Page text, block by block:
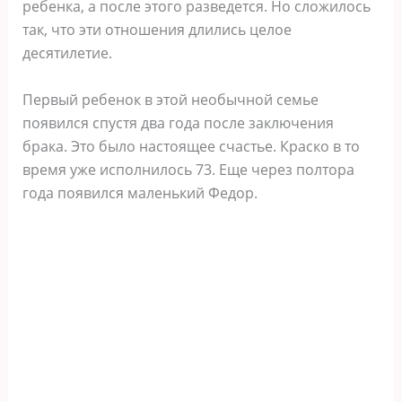
ребенка, а после этого разведется. Но сложилось
так, что эти отношения длились целое
десятилетие.
Первый ребенок в этой необычной семье
появился спустя два года после заключения
брака. Это было настоящее счастье. Краско в то
время уже исполнилось 73. Еще через полтора
года появился маленький Федор.